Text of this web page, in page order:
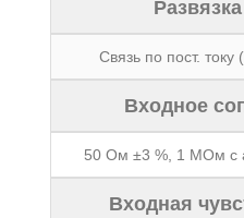
Связь по пост.
Входное
50 Ом ±3 %, 1 МОм с
Входная